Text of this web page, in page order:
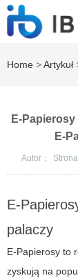
Home >Artykuł
E-
E-
Autor： Strona
E-
palaczy
E-Papierosy to
zyskują na